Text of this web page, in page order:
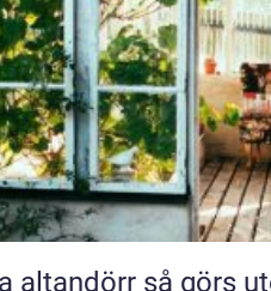
så görs uterummet ljusare,